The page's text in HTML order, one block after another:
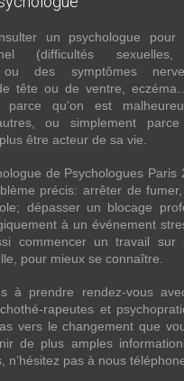
un psychologue pour
(difficultés sexuelles,
ou des symptômes
tête ou de ventre,
qu’on est
ou simplement
être acteur de sa vie.
de Psychologues Paris
précis: arrêter de
dépasser un blocage
à un événement
commencer un travail sur
pour mieux se connaître.
à prendre rendez-vous
rapeutes et
vers le changement que
de plus amples
n’hésitez pas à nous